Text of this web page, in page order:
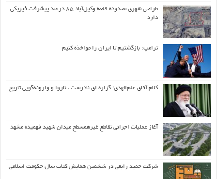
طراحی شهری محدوده قلعه وکیل‌آباد ۸۵ درصد پیشرفت فیزیکی
دارد
ترامپ: بازگشتیم تا ایران را مواخذه کنیم
کلام آقای علم‌الهدی! گزاره ای نادرست ، ناروا و وارونه‌گویی تاریخ
آغاز عملیات اجرائی تقاطع غیرهمسطح میدان شهید فهمیده مشهد
شرکت حمید رابعی در ششمین همایش کتاب سال حکومت اسلامی